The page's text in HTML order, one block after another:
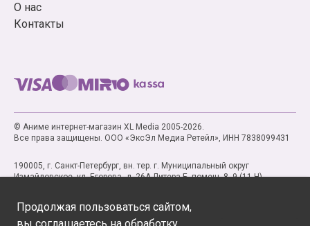
О нас
Контакты
© Аниме интернет-магазин XL Media 2005-2026.
Все права защищены. ООО «ЭксЭл Медиа Ретейл», ИНН 7838099431
190005, г. Санкт-Петербург, вн. тер. г. Муниципальный округ
Измайловское, ул. Егорова, д. 26А Литера Б, помещ. 8, 9 (11-Н)
Продолжая пользоваться сайтом,